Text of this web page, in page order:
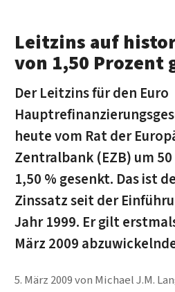
Leitzins auf
von 1,50 Prozent
Der Leitzins für den
heute vom Rat der
Zentralbank (EZB) um
1,50 % gesenkt. Das ist
Zinssatz seit der
Jahr 1999. Er gilt
März 2009
5. März 2009von Michael J.M.